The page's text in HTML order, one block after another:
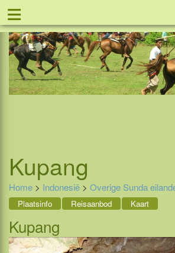
≡
Kupang
Home > Indonesië > Overige Sunda
Plaatsinfo Reisaanbod Kaart
Kupang